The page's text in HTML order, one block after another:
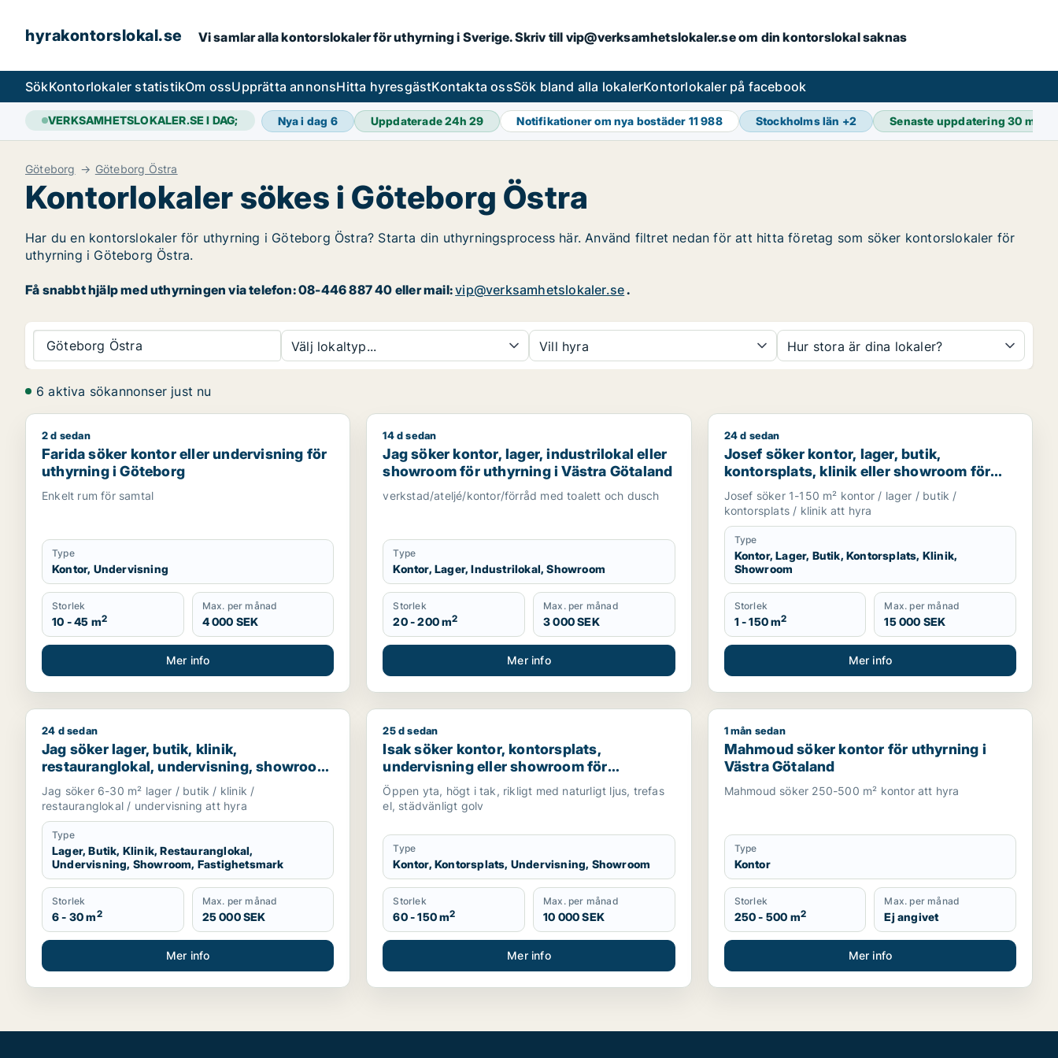
hyrakontorslokal.se Vi samlar alla kontorslokaler för uthyrning i Sverige. Skriv till vip@verksamhetslokaler.se om din kontorslokal saknas
SökKontorlokaler statistikOm ossUpprätta annonsHitta hyresgästKontakta ossSök bland alla lokalerKontorlokaler på facebook
VERKSAMHETSLOKALER.SE I DAG; Nya i dag 6 Uppdaterade 24h29 Notifikationer om nya bostäder 11 988 Stockholms län +2 Senaste uppdatering30 min
Göteborg Göteborg Östra
Kontorlokaler sökes i Göteborg Östra
Har du en kontorslokaler för uthyrning i Göteborg Östra? Starta din uthyrningsprocess här. Använd filtret nedan för att hitta företag som söker kontorslokaler för
uthyrning i Göteborg Östra.
Få snabbt hjälp med uthyrningen via telefon: 08-446 887 40 eller mail:vip@verksamhetslokaler.se.
Göteborg Östra Välj lokaltyp... Vill hyra Hur stora är dina lokaler?
6 aktiva sökannonser just nu
Farida söker kontor eller undervisning för uthyrning i Göteborg
2 d sedan
Farida söker kontor eller undervisning för
uthyrning i Göteborg
Enkelt rum för samtal
Type
Kontor, Undervisning
Storlek
10 - 45 m2
Max. per månad
4 000 SEK
Mer info
Jag söker kontor, lager, industrilokal eller showroom för uthyrning i Västra Götaland
14 d sedan
Jag söker kontor, lager, industrilokal eller
showroom för uthyrning i Västra Götaland
verkstad/ateljé/kontor/förråd med toalett och dusch
Type
Kontor, Lager, Industrilokal, Showroom
Storlek
20 - 200 m2
Max. per månad
3 000 SEK
Mer info
Josef söker kontor, lager, butik, kontorsplats, klinik
24 d sedan
Josef söker kontor, lager, butik,
kontorsplats, klinik eller showroom för
uthyrning i Göteborg
Josef söker 1-150 m² kontor / lager / butik /
kontorsplats / klinik att hyra
Type
Kontor, Lager, Butik, Kontorsplats, Klinik,
Showroom
Storlek
1 - 150 m2
Max. per månad
15 000 SEK
Mer info
Jag söker lager, butik, klinik, restauranglokal, undervisning, showroom eller fastighetsmark för uthyrning i Lundby, Göteborg eller Askim-Frölunda-Högsbo m.fl.
24 d sedan
Jag söker lager, butik, klinik,
restauranglokal, undervisning, showroom
eller fastighetsmark för uthyrning i
Lundby, Göteborg eller Askim-Frölunda-
Högsbo m.fl.
Jag söker 6-30 m² lager / butik / klinik /
restauranglokal / undervisning att hyra
Type
Lager, Butik, Klinik, Restauranglokal,
Undervisning, Showroom, Fastighetsmark
Storlek
6 - 30 m2
Max. per månad
25 000 SEK
Mer info
Isak söker kontor, kontorsplats, undervisning eller showroom för uthyrning i Lundby, Göteborg eller Norra
25 d sedan
Isak söker kontor, kontorsplats,
undervisning eller showroom för
uthyrning i Lundby, Göteborg eller Norra
hisingen m.fl.
Öppen yta, högt i tak, rikligt med naturligt ljus, trefas
el, städvänligt golv
Type
Kontor, Kontorsplats, Undervisning, Showroom
Storlek
60 - 150 m2
Max. per månad
10 000 SEK
Mer info
Mahmoud söker kontor för uthyrning i Västra
1 mån sedan
Mahmoud söker kontor för uthyrning i
Västra Götaland
Mahmoud söker 250-500 m² kontor att hyra
Type
Kontor
Storlek
250 - 500 m2
Max. per månad
Ej angivet
Mer info